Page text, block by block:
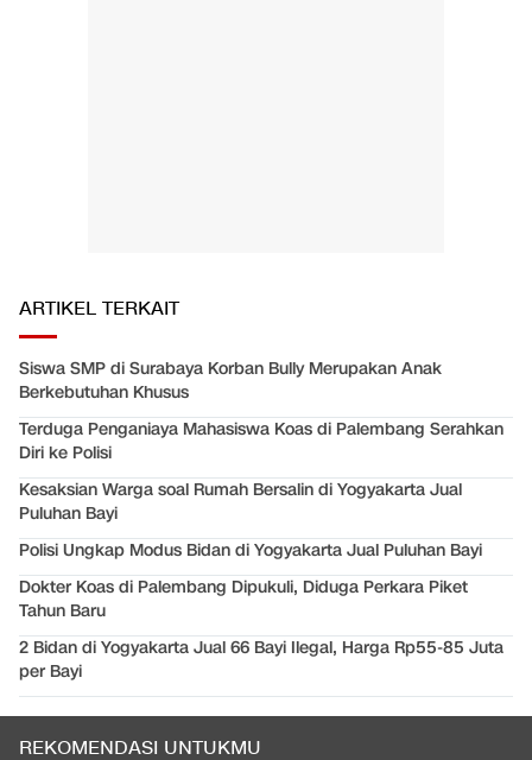
ARTIKEL TERKAIT
Siswa SMP di Surabaya Korban Bully Merupakan Anak
Berkebutuhan Khusus
Terduga Penganiaya Mahasiswa Koas di Palembang Serahkan
Diri ke Polisi
Kesaksian Warga soal Rumah Bersalin di Yogyakarta Jual
Puluhan Bayi
Polisi Ungkap Modus Bidan di Yogyakarta Jual Puluhan Bayi
Dokter Koas di Palembang Dipukuli, Diduga Perkara Piket
Tahun Baru
2 Bidan di Yogyakarta Jual 66 Bayi Ilegal, Harga Rp55-85 Juta
per Bayi
REKOMENDASI UNTUKMU